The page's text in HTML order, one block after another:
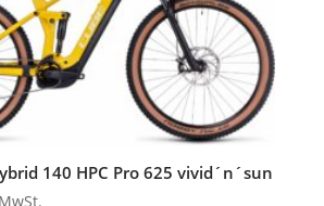
140 HPC Pro 625 vivid´n´sun